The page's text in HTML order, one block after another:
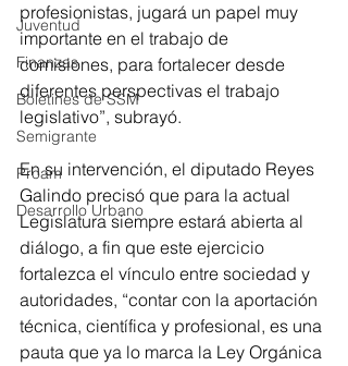
Juventud
Finanzas
Boletines de SSM
Semigrante
Proam
Desarrollo Urbano
profesionistas, jugará un papel muy
importante en el trabajo de
comisiones, para fortalecer desde
diferentes perspectivas el trabajo
legislativo”, subrayó.
En su intervención, el diputado Reyes
Galindo precisó que para la actual
Legislatura siempre estará abierta al
diálogo, a fin que este ejercicio
fortalezca el vínculo entre sociedad y
autoridades, “contar con la aportación
técnica, científica y profesional, es una
pauta que ya lo marca la Ley Orgánica